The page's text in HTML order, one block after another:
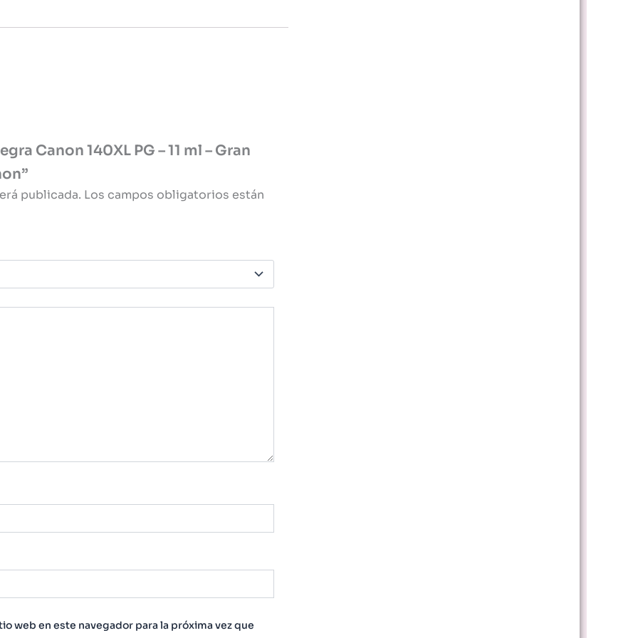
Canon 140XL PG – 11 ml – Gran
publicada. Los campos obligatorios están
web en este navegador para la próxima vez que